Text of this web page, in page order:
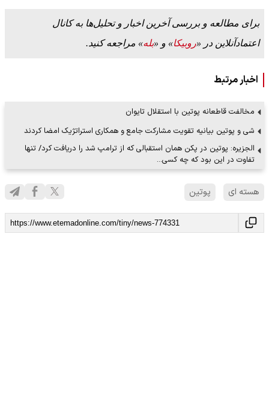
برای مطالعه و بررسی آخرین اخبار و تحلیل‌ها به کانال
اعتمادآنلاین در «روبیکا» و «بله» مراجعه کنید.
اخبار مرتبط
مخالفت قاطعانه پوتین با استقلال تایوان
شی و پوتین بیانیه تقویت مشارکت جامع و همکاری استراتژیک امضا کردند
الجزیره: پوتین در پکن همان استقبالی که از ترامپ شد را دریافت کرد/ تنها
تفاوت در این بود که چه کسی…
هسته ای پوتین